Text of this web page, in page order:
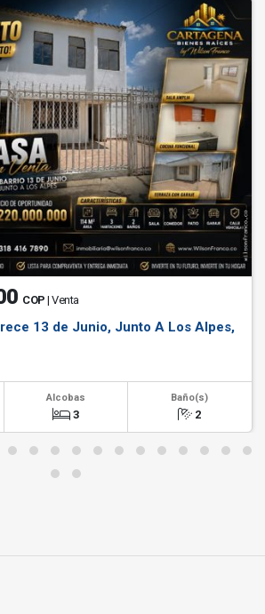
COP | Venta
13 de Junio, Junto A Los Alpes,
Alcobas
3
Baño(s)
2